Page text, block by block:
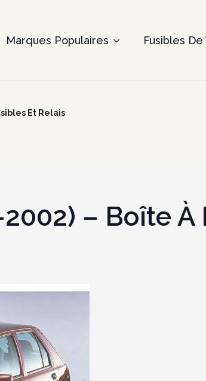
Marques Populaires Fusibles
Et Relais
– Boîte À